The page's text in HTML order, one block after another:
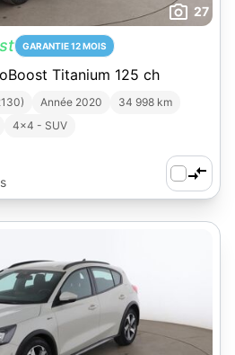
27
GARANTIE 12 MOIS
Titanium 125 ch
Année 2020
34 998 km
4x4 - SUV